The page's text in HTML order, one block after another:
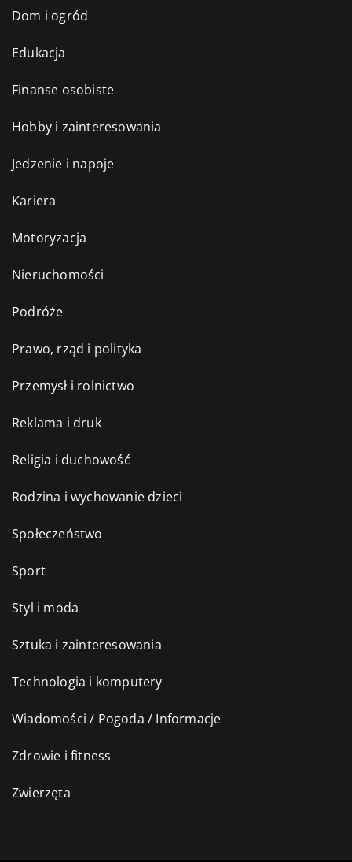
Dom i ogród
Edukacja
Finanse osobiste
Hobby i zainteresowania
Jedzenie i napoje
Kariera
Motoryzacja
Nieruchomości
Podróże
Prawo, rząd i polityka
Przemysł i rolnictwo
Reklama i druk
Religia i duchowość
Rodzina i wychowanie dzieci
Społeczeństwo
Sport
Styl i moda
Sztuka i zainteresowania
Technologia i komputery
Wiadomości / Pogoda / Informacje
Zdrowie i fitness
Zwierzęta